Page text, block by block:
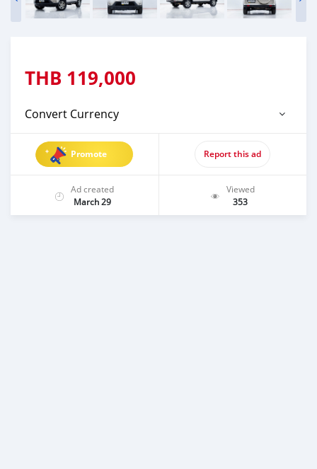
THB 119,000
Convert Currency
Promote Report this ad
Ad created
March 29
Viewed
353